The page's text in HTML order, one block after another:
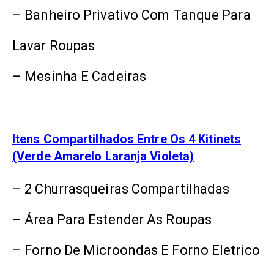
– Banheiro Privativo Com Tanque Para
Lavar Roupas
– Mesinha E Cadeiras
Itens Compartilhados Entre Os 4 Kitinets
(verde Amarelo Laranja Violeta)
– 2 Churrasqueiras Compartilhadas
– Área Para Estender As Roupas
– Forno De Microondas E Forno Eletrico